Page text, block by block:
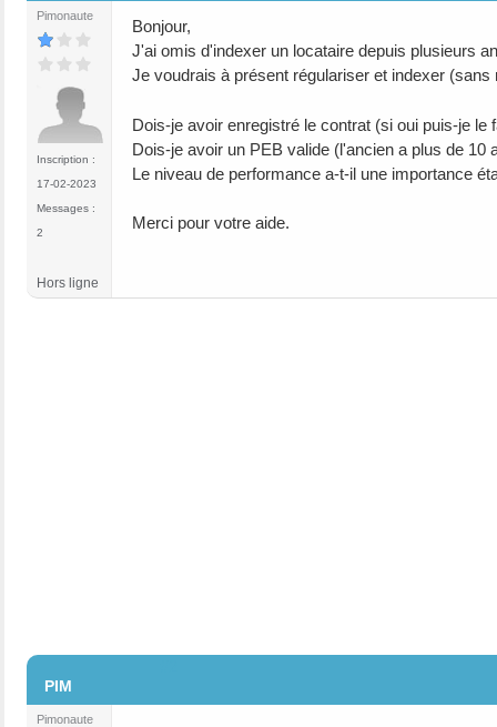
Pimonaute
Inscription :
17-02-2023
Messages :
2
Bonjour,
J'ai omis d'indexer un locataire depuis plusieurs
Je voudrais à présent régulariser et indexer
Dois-je avoir enregistré le contrat (si oui puis-je le
Dois-je avoir un PEB valide (l'ancien a plus de 10
Le niveau de performance a-t-il une importance
Merci pour votre aide.
Hors ligne
PIM
Pimonaute